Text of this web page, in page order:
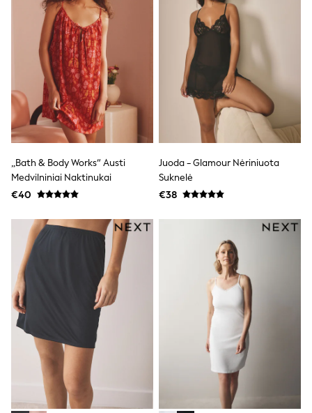
Trending: Clogs
Toy Story
THE SET
50 - 92cm
98 - 110cm
116 - 134cm
140 - 174cm
All Clothing
T-Shirts
Dresses
Shorts & Skirts
Coats & Jackets
Sweatshirts & Hoodies
Knitwear
Sets & Outfits
Nightwear & Pyjamas
Trousers & Leggings
Shirts & Blouses
Swimwear
Jumpsuits & Playsuits
Multipacks
All Holiday Shop
Dresses
Shorts
Skirts
Sandals & Sliders
Rash Vests
Sun Safe Swimwear
„Bath & Body Works“ Austi
Medvilniniai Naktinukai
€40
Juoda - Glamour Nėriniuota
Suknelė
€38